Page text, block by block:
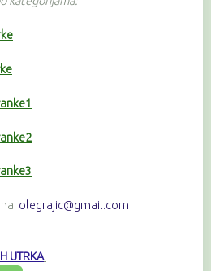
olegrajic@gmail.com
UTRKA